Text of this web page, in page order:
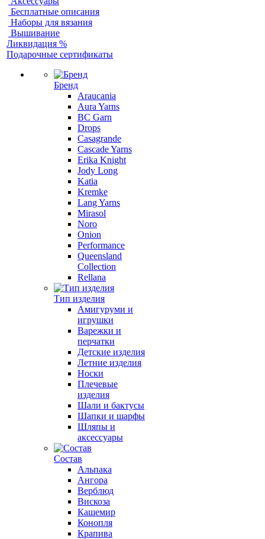
Бесплатные описания
Наборы для вязания
Вышивание
Ликвидация %
Подарочные сертификаты
Бренд
Araucania
Aura Yarns
BC Garn
Drops
Casagrande
Cascade Yarns
Erika Knight
Jody Long
Katia
Kremke
Lang Yarns
Mirasol
Noro
Onion
Performance
Queensland
Collection
Rellana
Тип изделия
Амигуруми и
игрушки
Варежки и
перчатки
Детские изделия
Летние изделия
Носки
Плечевые
изделия
Шали и бактусы
Шапки и шарфы
Шляпы и
аксессуары
Состав
Альпака
Ангора
Верблюд
Вискоза
Кашемир
Конопля
Крапива